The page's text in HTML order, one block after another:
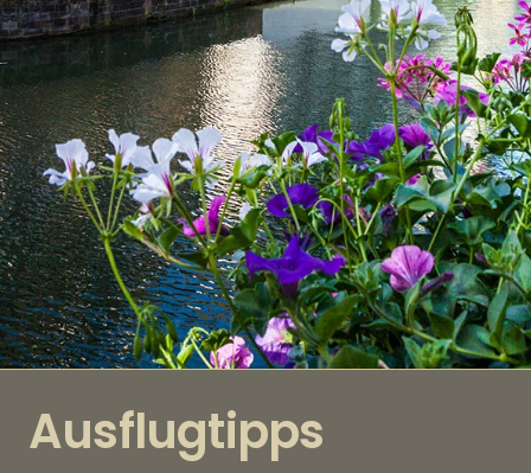
Ausflugtipps